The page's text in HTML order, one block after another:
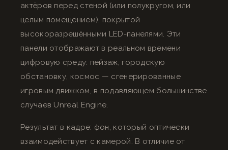
актёров перед стеной (или полукругом, или
целым помещением), покрытой
высокоразрешёнными LED-панелями. Эти
панели отображают в реальном времени
цифровую среду: пейзаж, городскую
обстановку, космос — сгенерированные
игровым движком, в подавляющем большинстве
случаев Unreal Engine.
Результат в кадре: фон, который оптически
взаимодействует с камерой. В отличие от